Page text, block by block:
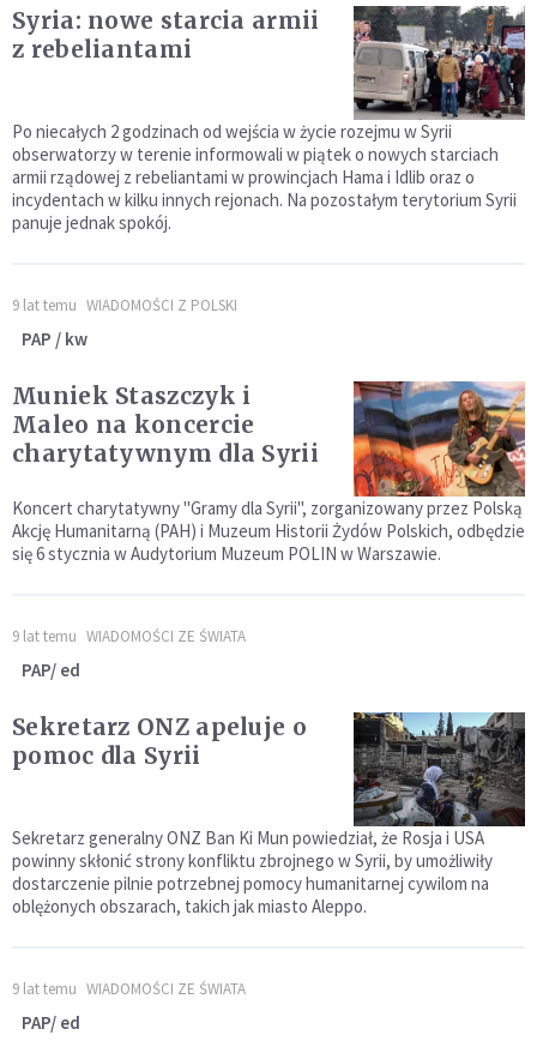
Syria: nowe starcia armii
z rebeliantami
Po niecałych 2 godzinach od wejścia w życie rozejmu w Syrii
obserwatorzy w terenie informowali w piątek o nowych starciach
armii rządowej z rebeliantami w prowincjach Hama i Idlib oraz o
incydentach w kilku innych rejonach. Na pozostałym terytorium Syrii
panuje jednak spokój.
9 lat temu WIADOMOŚCI Z POLSKI
PAP / kw
Muniek Staszczyk i
Maleo na koncercie
charytatywnym dla Syrii
Koncert charytatywny "Gramy dla Syrii", zorganizowany przez Polską
Akcję Humanitarną (PAH) i Muzeum Historii Żydów Polskich, odbędzie
się 6 stycznia w Audytorium Muzeum POLIN w Warszawie.
9 lat temu WIADOMOŚCI ZE ŚWIATA
PAP/ ed
Sekretarz ONZ apeluje o
pomoc dla Syrii
Sekretarz generalny ONZ Ban Ki Mun powiedział, że Rosja i USA
powinny skłonić strony konfliktu zbrojnego w Syrii, by umożliwiły
dostarczenie pilnie potrzebnej pomocy humanitarnej cywilom na
oblężonych obszarach, takich jak miasto Aleppo.
9 lat temu WIADOMOŚCI ZE ŚWIATA
PAP/ ed